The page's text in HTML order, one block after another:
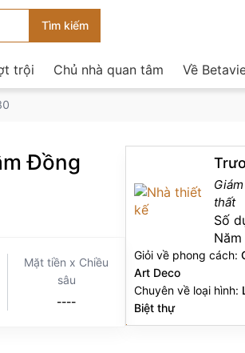
trội Chủ nhà quan tâm Về
Đồng
Mặt tiền x Chiều
sâu
----
thất
Số
Giỏi về phong cách:
Art Deco
Chuyên về loại hình:
Biệt thự